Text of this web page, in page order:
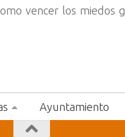
vencer los miedos
Ayuntamiento